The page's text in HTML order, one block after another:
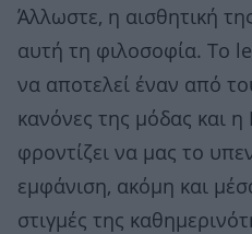
Άλλωστε, η αισθητική
αυτή τη φιλοσοφία. Το
να αποτελεί έναν από
κανόνες της μόδας και η
φροντίζει να μας το
εμφάνιση, ακόμη και
στιγμές της